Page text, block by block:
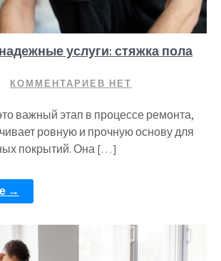
услуги: стяжка пола
КОММЕНТАРИЕВ НЕТ
важный этап в процессе ремонта,
ровную и прочную основу для
покрытий. Она […]
→